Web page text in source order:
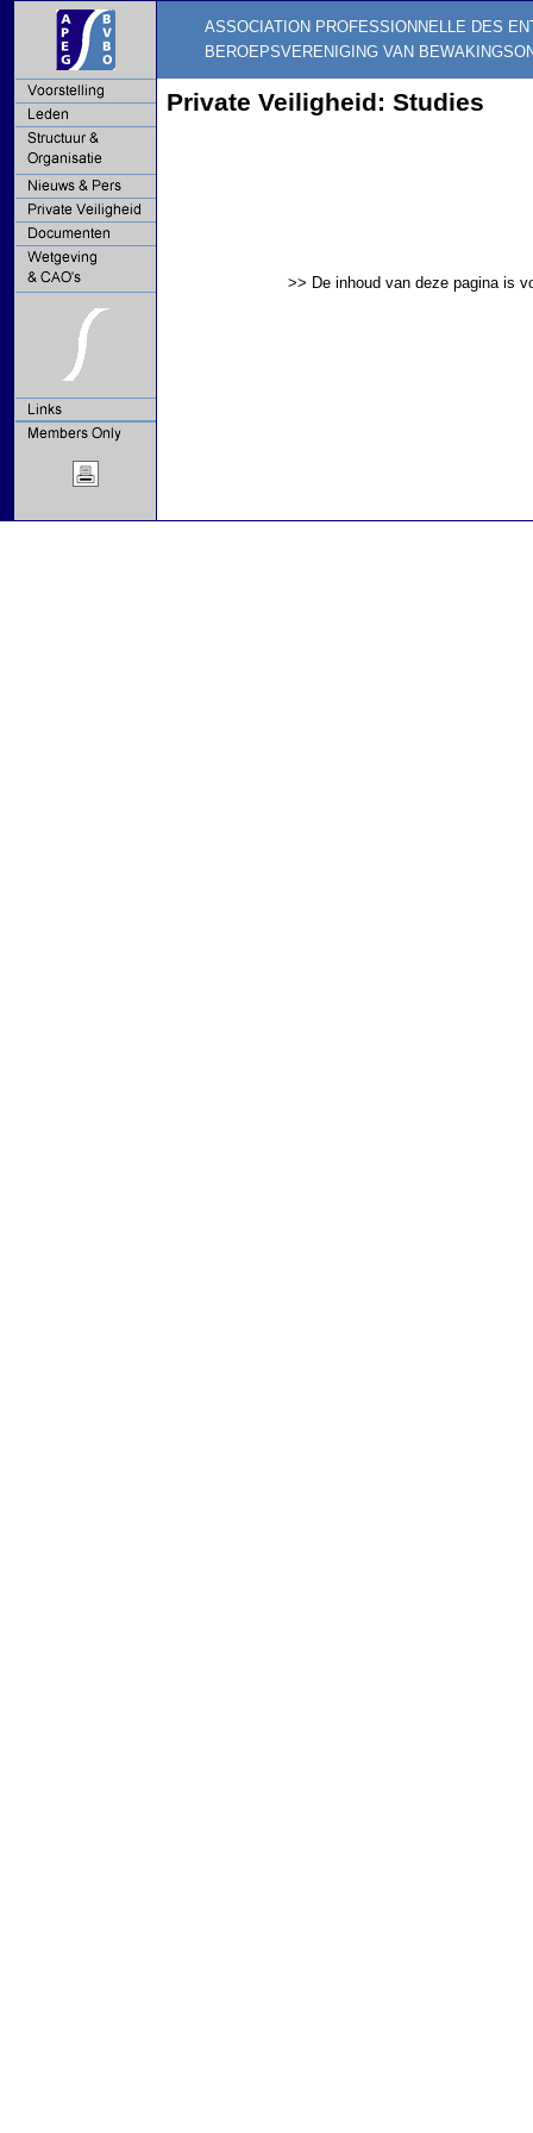
ASSOCIATION PROFESSIONNELLE DES
BEROEPSVERENIGING VAN
Private Veiligheid: Studies
>> De inhoud van deze pagina is